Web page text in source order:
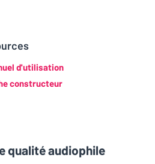
d'utilisation
constructeur
qualité audiophile